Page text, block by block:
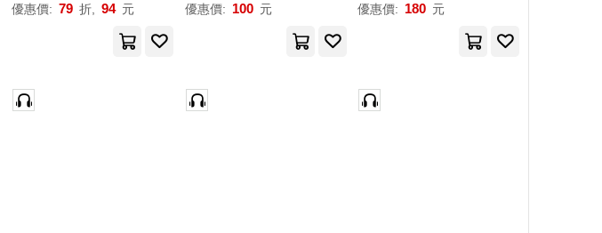
優惠價: 79 折, 94 元
優惠價: 100 元
優惠價: 180 元